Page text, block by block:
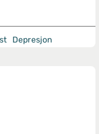
Depresjon